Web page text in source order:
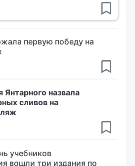
первую победу на
назвала
сливов на
учебников
вошли три издания по